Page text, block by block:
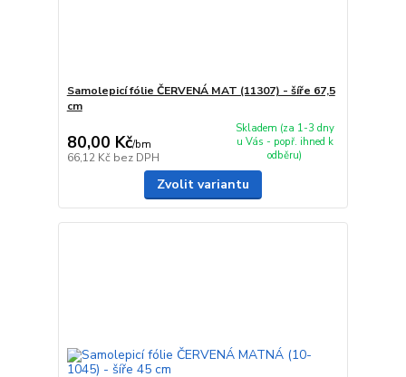
Samolepicí fólie ČERVENÁ MAT (11307) - šíře 67,5
cm
80,00 Kč/bm
66,12 Kč bez DPH
Skladem (za 1-3 dny
u Vás - popř. ihned k
odběru)
Zvolit variantu